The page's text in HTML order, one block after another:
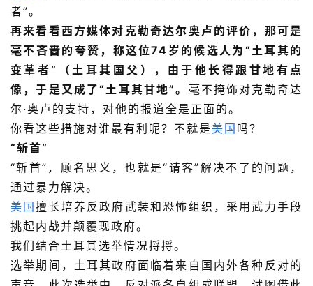
者”。
再来看看西方媒体对克勒奇达尔奥卢的评价，那可是
毫不吝啬的夸赞，称这位74岁的候选人为“土耳其的
变革者”（土耳其国父），由于他长得跟甘地有点
像，于是又成了“土耳其甘地”。 毫不掩饰对克勒奇达
尔·奥卢的支持，对他的报道全是正面的。
你看这些措施对谁最有利呢？不就是美国 吗？
“斩首”
“斩首”，顾名思义，也就是“请客”解决不了的问题，
通过暴力解决。
美国擅长培养反政府武装和恐怖组织，采用武力手段
挑起内战并颠覆现政府。
我们结合土耳其选举情况捋捋。
选举期间，土耳其政府面临着来自国内外各种反对的